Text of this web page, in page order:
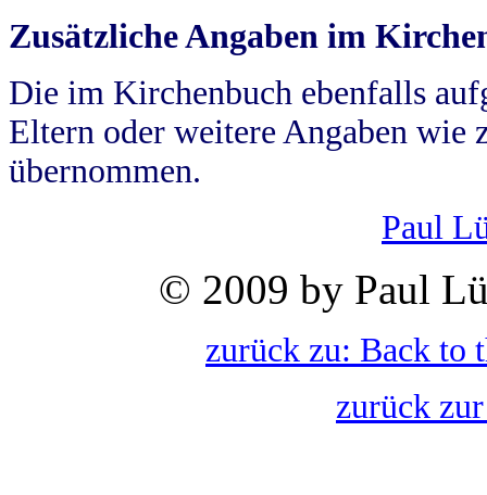
Zusätzliche Angaben im
Die im Kirchenbuch ebenfalls
Eltern oder weitere Angaben wie
übernommen.
Paul
© 2009 by Paul
zurück zu: Back to
zurück